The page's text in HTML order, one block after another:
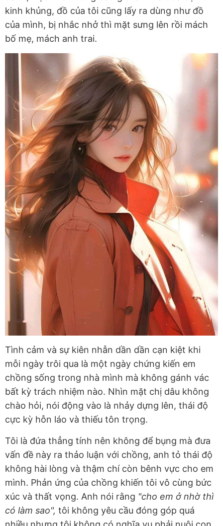
kinh khủng, đồ của tôi cũng lấy ra dùng như đồ
của mình, bị nhắc nhở thì mặt sưng lên rồi mách
bố mẹ, mách anh trai.
Tình cảm và sự kiên nhẫn dần dần cạn kiệt khi
mỗi ngày trôi qua là một ngày chứng kiến em
chồng sống trong nhà mình mà không gánh vác
bất kỳ trách nhiệm nào. Nhìn mặt chị dâu không
chào hỏi, nói động vào là nhảy dựng lên, thái độ
cực kỳ hỗn láo và thiếu tôn trọng.
Tôi là đứa thẳng tính nên không để bụng mà đưa
vấn đề này ra thảo luận với chồng, anh tỏ thái độ
không hài lòng và thậm chí còn bênh vực cho em
mình. Phản ứng của chồng khiến tôi vô cùng bức
xúc và thất vọng. Anh nói rằng "cho em ở nhờ thì
có làm sao", tôi không yêu cầu đóng góp quá